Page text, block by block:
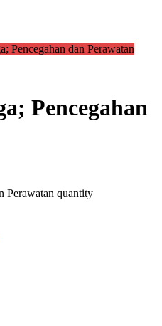
Pencegahan dan Perawatan
Pencegahan
Perawatan quantity